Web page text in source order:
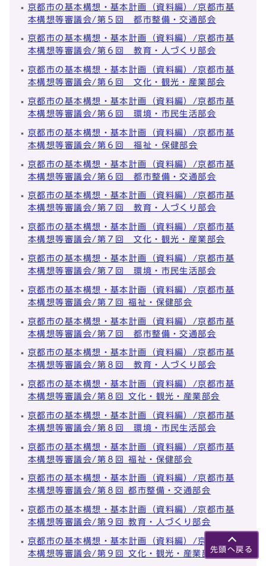
京都市の基本構想・基本計画（資料編）/京都市基
本構想等審議会/第５回 都市整備・交通部会
京都市の基本構想・基本計画（資料編）/京都市基
本構想等審議会/第６回 教育・人づくり部会
京都市の基本構想・基本計画（資料編）/京都市基
本構想等審議会/第６回 文化・観光・産業部会
京都市の基本構想・基本計画（資料編）/京都市基
本構想等審議会/第６回 環境・市民生活部会
京都市の基本構想・基本計画（資料編）/京都市基
本構想等審議会/第６回 福祉・保健部会
京都市の基本構想・基本計画（資料編）/京都市基
本構想等審議会/第６回 都市整備・交通部会
京都市の基本構想・基本計画（資料編）/京都市基
本構想等審議会/第７回 教育・人づくり部会
京都市の基本構想・基本計画（資料編）/京都市基
本構想等審議会/第７回 文化・観光・産業部会
京都市の基本構想・基本計画（資料編）/京都市基
本構想等審議会/第７回 環境・市民生活部会
京都市の基本構想・基本計画（資料編）/京都市基
本構想等審議会/第７回 福祉・保健部会
京都市の基本構想・基本計画（資料編）/京都市基
本構想等審議会/第７回 都市整備・交通部会
京都市の基本構想・基本計画（資料編）/京都市基
本構想等審議会/第８回 教育・人づくり部会
京都市の基本構想・基本計画（資料編）/京都市基
本構想等審議会/第８回 文化・観光・産業部会
京都市の基本構想・基本計画（資料編）/京都市基
本構想等審議会/第８回 環境・市民生活部会
京都市の基本構想・基本計画（資料編）/京都市基
本構想等審議会/第８回 福祉・保健部会
京都市の基本構想・基本計画（資料編）/京都市基
本構想等審議会/第８回 都市整備・交通部会
京都市の基本構想・基本計画（資料編）/京都市基
本構想等審議会/第９回 教育・人づくり部会
京都市の基本構想・基本計画（資料編）/京都市基
本構想等審議会/第９回 文化・観光・産業部会先頭へ戻る